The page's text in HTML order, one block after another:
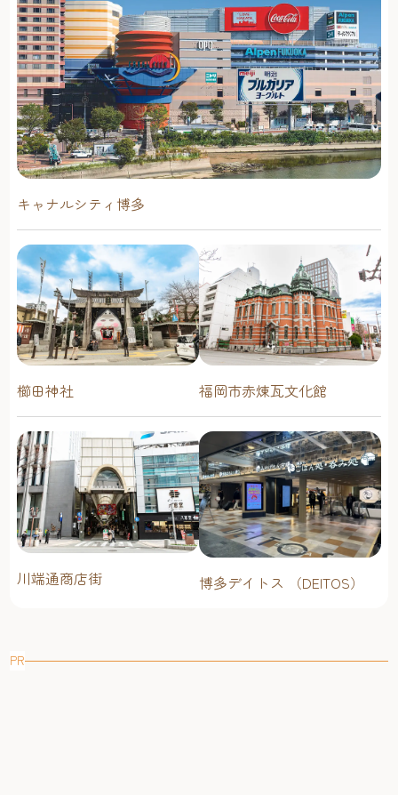
キャナルシティ博多
櫛田神社 福岡市赤煉瓦文化館
川端通商店街 博多デイトス （DEITOS）
PR